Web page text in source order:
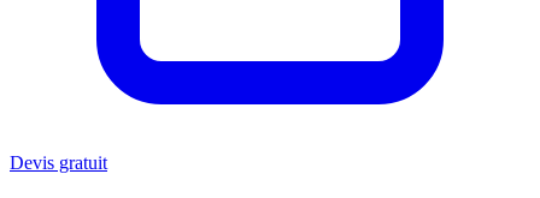
Devis gratuit